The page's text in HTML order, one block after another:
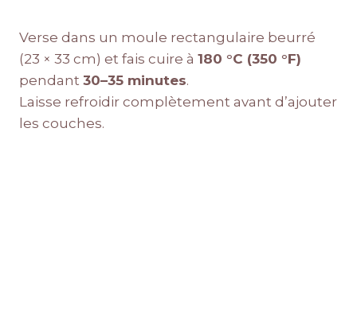
Verse dans un moule rectangulaire beurré
(23 × 33 cm) et fais cuire à 180 °C (350 °F)
pendant 30–35 minutes.
Laisse refroidir complètement avant d’ajouter
les couches.